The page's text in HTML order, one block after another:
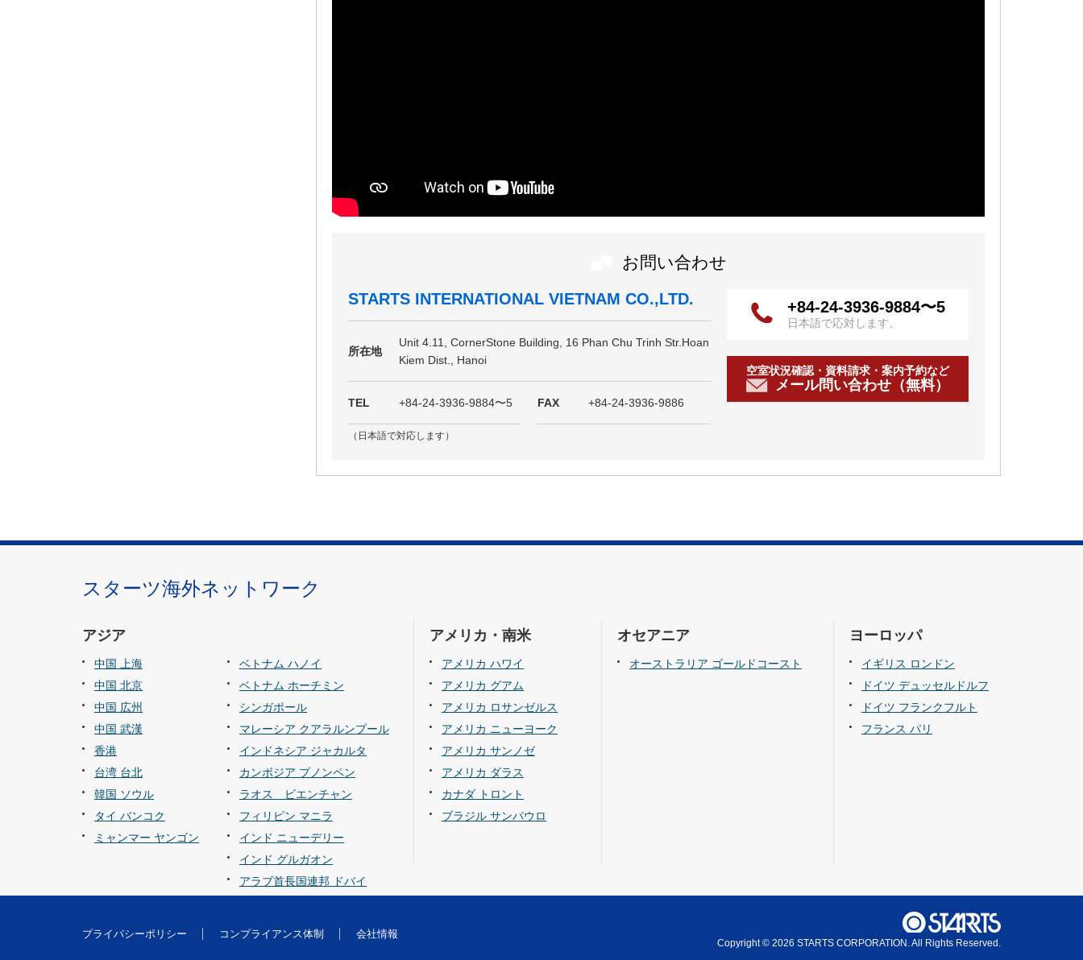
お問い合わせ
STARTS INTERNATIONAL VIETNAM CO.,LTD.
所在地
Unit 4.11, CornerStone Building, 16 Phan Chu Trinh Str.Hoan
Kiem Dist., Hanoi
TEL +84-24-3936-9884〜5
（日本語で対応します）
FAX +84-24-3936-9886
+84-24-3936-9884〜5
日本語で応対します。
空室状況確認・資料請求・案内予約など
メール問い合わせ（無料）
スターツ海外ネットワーク
アジア
中国 上海
中国 北京
中国 広州
中国 武漢
香港
台湾 台北
韓国 ソウル
タイ バンコク
ミャンマー ヤンゴン
ベトナム ハノイ
ベトナム ホーチミン
シンガポール
マレーシア クアラルンプール
インドネシア ジャカルタ
カンボジア プノンペン
ラオス ビエンチャン
フィリピン マニラ
インド ニューデリー
インド グルガオン
アラブ首長国連邦 ドバイ
アメリカ・南米
アメリカ ハワイ
アメリカ グアム
アメリカ ロサンゼルス
アメリカ ニューヨーク
アメリカ サンノゼ
アメリカ ダラス
カナダ トロント
ブラジル サンパウロ
オセアニア
オーストラリア ゴールドコースト
ヨーロッパ
イギリス ロンドン
ドイツ デュッセルドルフ
ドイツ フランクフルト
フランス パリ
プライバシーポリシー コンプライアンス体制 会社情報
Copyright © 2026 STARTS CORPORATION. All Rights Reserved.